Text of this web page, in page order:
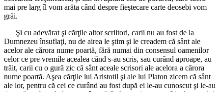
mai pre larg îl vom arăta când despre fieştecare carte deosebi vom
grăi.
Şi cu adevărat şi cărţile altor scriitori, carii nu au fost de la
Dumnezeu însuflaţi, nu de airea le ştim şi le creadem că sânt ale
acelor ale cărora nume poartă, fără numai din consensul oamenilor
celor ce pre vremile acealea când s-au scris, sau curând aproape, au
trăit, carii cu o gură zic că sânt aceale scrisori ale acelora a cărora
nume poartă. Aşea cărţile lui Aristotil şi ale lui Platon zicem că sânt
ale lor, pentru că cei ce curând au fost după ei le-au cunoscut şi le-au